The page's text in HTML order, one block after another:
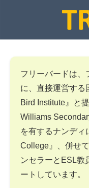
フリーバードは、
に、直接運営する
Bird Institute』と
Williams
を有するナンデ
College』、併せ
ンセラーとESL教
ートしています。